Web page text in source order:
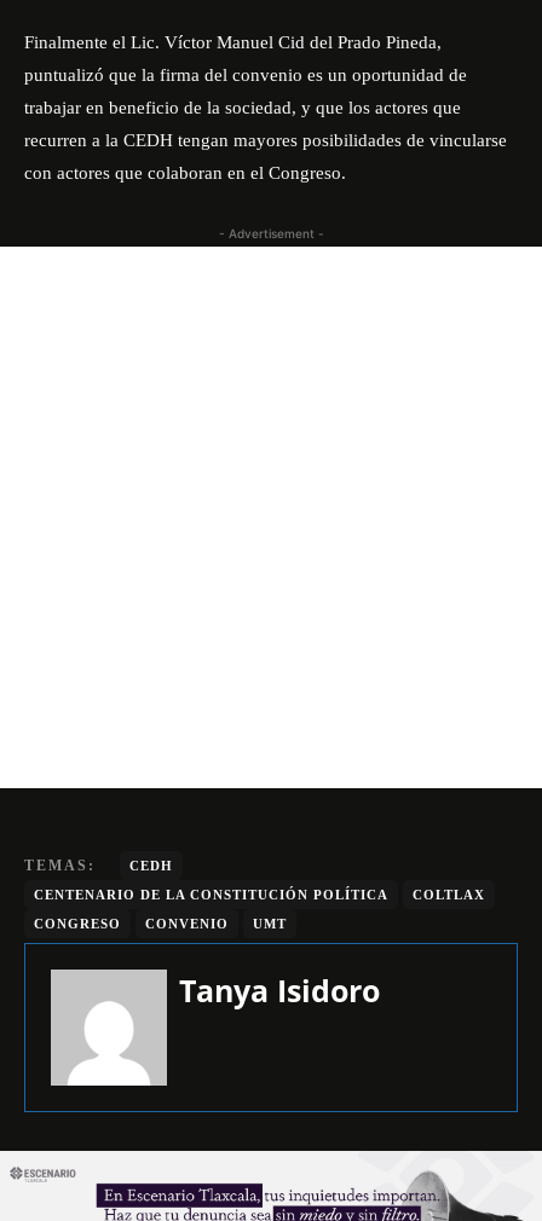
Finalmente el Lic. Víctor Manuel Cid del Prado Pineda,
puntualizó que la firma del convenio es un oportunidad de
trabajar en beneficio de la sociedad, y que los actores que
recurren a la CEDH tengan mayores posibilidades de vincularse
con actores que colaboran en el Congreso.
- Advertisement -
TEMAS:
CEDH
CENTENARIO DE LA CONSTITUCIÓN POLÍTICA
COLTLAX
CONGRESO
CONVENIO UMT
Tanya Isidoro